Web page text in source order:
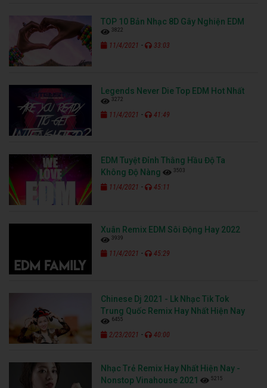
TOP 10 Bản Nhạc 8D Gây Nghiện EDM
3822
11/4/2021 - 33:03
Legends Never Die Top EDM Hot Nhất
3272
11/4/2021 - 41:49
EDM Tuyệt Đỉnh Thằng Hầu Độ Ta
Không Độ Nàng
3503
11/4/2021 - 45:11
Xuân Remix EDM Sôi Động Hay 2022
3939
11/4/2021 - 45:29
Chinese Dj 2021 - Lk Nhạc Tik Tok
Trung Quốc Remix Hay Nhất Hiện Nay
6455
2/23/2021 - 40:00
Nhạc Trẻ Remix Hay Nhất Hiện Nay -
Nonstop Vinahouse 2021
5215